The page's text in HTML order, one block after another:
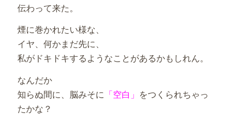
伝わって来た。
煙に巻かれたい様な、
イヤ、何かまだ先に、
私がドキドキするようなことがあるかもしれん。
なんだか
知らぬ間に、脳みそに 「空白」 をつくられちゃっ
たかな？